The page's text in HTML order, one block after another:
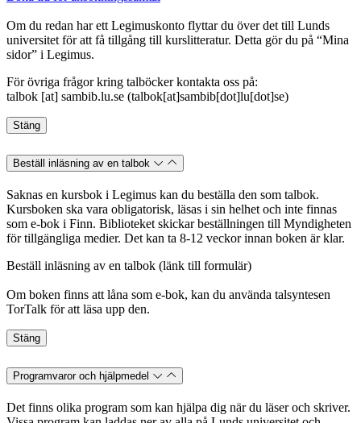
Om du redan har ett Legimuskonto flyttar du över det till Lunds
universitet för att få tillgång till kurslitteratur. Detta gör du på “Mina
sidor” i Legimus.
För övriga frågor kring talböcker kontakta oss på:
talbok [at] sambib.lu.se (talbok[at]sambib[dot]lu[dot]se)
Stäng
Beställ inläsning av en talbok
Saknas en kursbok i Legimus kan du beställa den som talbok.
Kursboken ska vara obligatorisk, läsas i sin helhet och inte finnas
som e-bok i Finn. Biblioteket skickar beställningen till Myndigheten
för tillgängliga medier. Det kan ta 8-12 veckor innan boken är klar.
Beställ inläsning av en talbok (länk till formulär)
Om boken finns att låna som e-bok, kan du använda talsyntesen
TorTalk för att läsa upp den.
Stäng
Programvaror och hjälpmedel
Det finns olika program som kan hjälpa dig när du läser och skriver.